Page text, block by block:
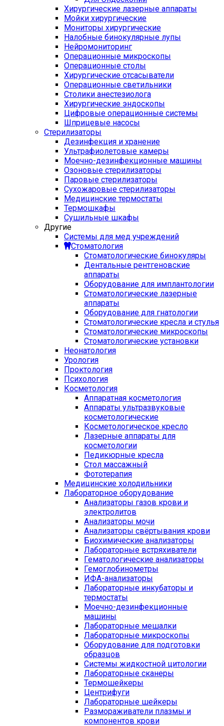
Хирургические лазерные аппараты
Мойки хирургические
Мониторы хирургические
Налобные бинокулярные лупы
Нейромониторинг
Операционные микроскопы
Операционные столы
Хирургические отсасыватели
Операционные светильники
Столики анестезиолога
Хирургические эндоскопы
Цифровые операционные системы
Шприцевые насосы
Стерилизаторы
Дезинфекция и хранение
Ультрафиолетовые камеры
Моечно-дезинфекционные машины
Озоновые стерилизаторы
Паровые стерилизаторы
Сухожаровые стерилизаторы
Медицинские термостаты
Термошкафы
Сушильные шкафы
Другие
Системы для мед учреждений
Стоматология
Стоматологические бинокуляры
Дентальные рентгеновские
аппараты
Оборудование для имплантологии
Стоматологические лазерные
аппараты
Оборудование для гнатологии
Стоматологические кресла и стулья
Стоматологические микроскопы
Стоматологические установки
Неонатология
Урология
Проктология
Психология
Косметология
Аппаратная косметология
Аппараты ультразвуковые
косметологические
Косметологическое кресло
Лазерные аппараты для
косметологии
Педикюрные кресла
Стол массажный
Фототерапия
Медицинские холодильники
Лабораторное оборудование
Анализаторы газов крови и
электролитов
Анализаторы мочи
Анализаторы свёртывания крови
Биохимические анализаторы
Лабораторные встряхиватели
Гематологические анализаторы
Гемоглобинометры
ИФА-анализаторы
Лабораторные инкубаторы и
термостаты
Моечно-дезинфекционные
машины
Лабораторные мешалки
Лабораторные микроскопы
Оборудование для подготовки
образцов
Системы жидкостной цитологии
Лабораторные сканеры
Термошейкеры
Центрифуги
Лабораторные шейкеры
Размораживатели плазмы и
компонентов крови